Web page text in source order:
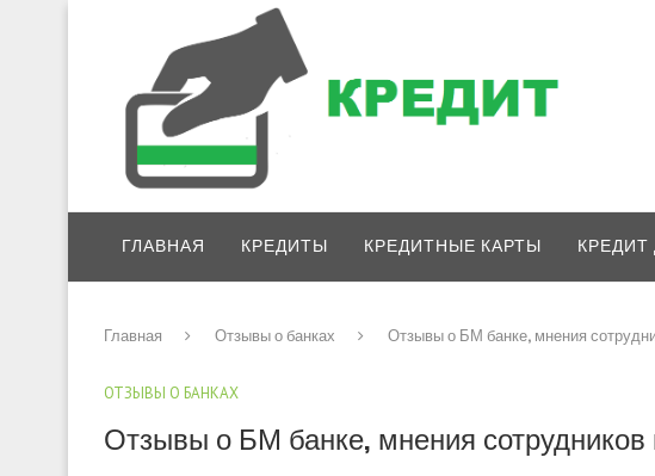
ГЛАВНАЯ КРЕДИТЫ КРЕДИТНЫЕ КАРТЫ
Главная Отзывы о банках Отзывы о БМ банке, мнения
ОТЗЫВЫ О БАНКАХ
Отзывы о БМ банке, мнения сотрудников